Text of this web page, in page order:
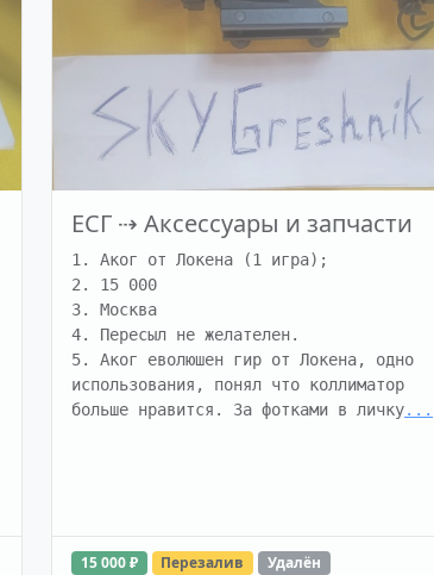
ЕСГ ⇢ Аксессуары и запчасти
1. Аког от Локена (1 игра);
2. 15 000
3. Москва
4. Пересыл не желателен.
5. Аког еволюшен гир от Локена, одно
использования, понял что коллиматор
больше нравится. За фотками в личку...
15 000 ₽ Перезалив Удалён